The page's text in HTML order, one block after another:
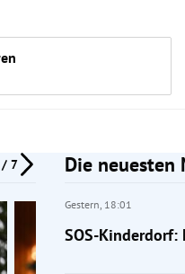
/ 7 Die neuesten
Gestern, 18:01
SOS-Kinderdorf: